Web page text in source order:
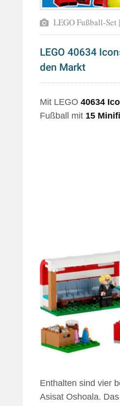
LEGO Fußball-
LEGO 40634
den Markt
Mit LEGO 40634
Fußball mit 15
Enthalten sind vier
Asisat Oshoala.